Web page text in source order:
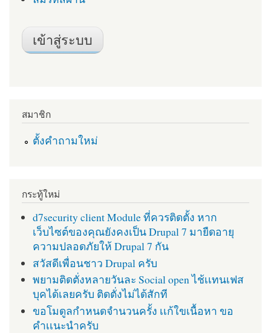
สมาชิก
ตั้งคำถามใหม่
กระทู้ใหม่
d7security client Module ที่ควรติดตั้ง หาก
เว็บไซต์ของคุณยังคงเป็น Drupal 7 มายืดอายุ
ความปลอดภัยให้ Drupal 7 กัน
สวัสดีเพื่อนชาว Drupal ครับ
พยามติดตั่งหลายวันละ Social open ไช้เเทนเฟส
บุคได้เลยครับ ติดตั่งไม่ได้สักที
ขอโมดูลกำหนดจำนวนครั้ง เเก้ใขเนื้อหา ขอ
คำเเนะนำครับ